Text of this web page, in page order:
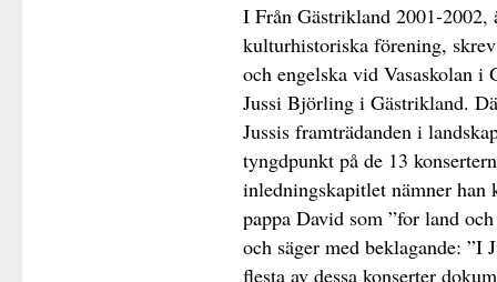
I Från Gästrikland 2001-2002,
kulturhistoriska förening,
och engelska vid Vasaskolan i
Jussi Björling i Gästrikland.
Jussis framträdanden i
tyngdpunkt på de 13
inledningskapitlet nämner han
pappa David som ”for land
och säger med beklagande: ”I
flesta av dessa konserter